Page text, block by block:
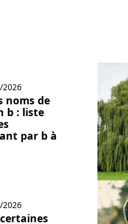
2026
noms de
b : liste
par b à
2026